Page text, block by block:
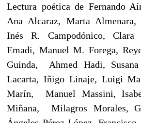
Lectura poética de Fernando
Ana Alcaraz, Marta Almenara,
Inés R. Campodónico, Clara
Emadi, Manuel M. Forega,
Guinda, Ahmed Hadi, Susana
Lacarta, Iñigo Linaje, Luigi
Marín, Manuel Massini,
Miñana, Milagros Morales,